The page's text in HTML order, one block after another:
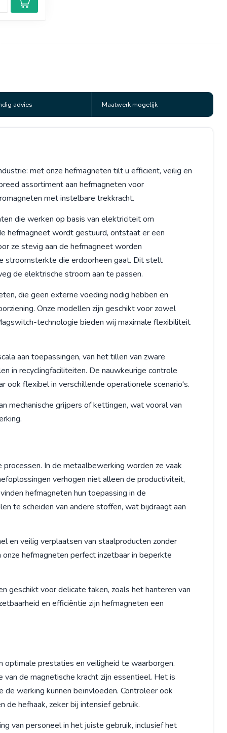
advies Maatwerk mogelijk
met onze hefmagneten tilt u efficiënt, veilig en
assortiment aan hefmagneten voor
met instelbare trekkracht.
die werken op basis van elektriciteit om
hefmagneet wordt gestuurd, ontstaat er een
ze stevig aan de hefmagneet worden
stroomsterkte die erdoorheen gaat. Dit stelt
de elektrische stroom aan te passen.
die geen externe voeding nodig hebben en
Onze modellen zijn geschikt voor zowel
technologie bieden wij maximale flexibiliteit
aan toepassingen, van het tillen van zware
in recyclingfaciliteiten. De nauwkeurige controle
ook flexibel in verschillende operationele scenario's.
mechanische grijpers of kettingen, wat vooral van
In de metaalbewerking worden ze vaak
verhogen niet alleen de productiviteit,
hefmagneten hun toepassing in de
te scheiden van andere stoffen, wat bijdraagt aan
en veilig verplaatsen van staalproducten zonder
hefmagneten perfect inzetbaar in beperkte
geschikt voor delicate taken, zoals het hanteren van
en efficiëntie zijn hefmagneten een
optimale prestaties en veiligheid te waarborgen.
de magnetische kracht zijn essentieel. Het is
werking kunnen beïnvloeden. Controleer ook
de hefhaak, zeker bij intensief gebruik.
van personeel in het juiste gebruik, inclusief het